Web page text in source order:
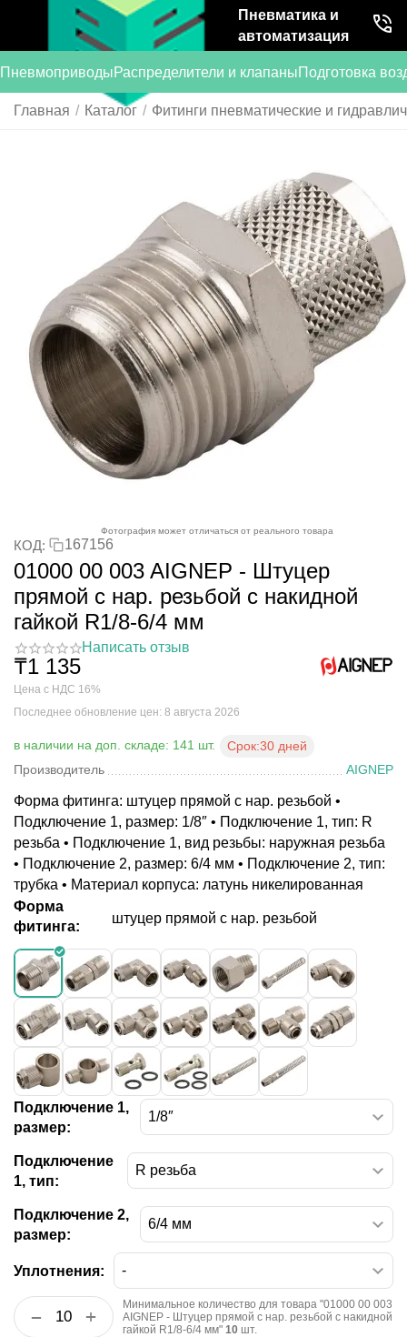
Пневматика и
автоматизация
ПневмоприводыРаспределители и клапаныПодготовка
Главная / Каталог / Фитинги пневматические и
Фотография может отличаться от реального товара
КОД: 167156
01000 00 003 AIGNEP - Штуцер
прямой с нар. резьбой с накидной
гайкой R1/8-6/4 мм
Написать отзыв
₸1 135
Цена с НДС 16%
Последнее обновление цен: 8 августа 2026
в наличии на доп. складе: 141 шт. Срок:30 дней
Производитель
AIGNEP
Форма фитинга: штуцер прямой с нар. резьбой •
Подключение 1, размер: 1/8″ • Подключение 1, тип: R
резьба • Подключение 1, вид резьбы: наружная резьба
• Подключение 2, размер: 6/4 мм • Подключение 2, тип:
трубка • Материал корпуса: латунь никелированная
Форма
фитинга:
штуцер прямой с нар. резьбой
Подключение 1,
размер:
Подключение
1, тип:
Подключение 2,
размер:
Уплотнения:
+
−
Минимальное количество для товара "01000 00 003
AIGNEP - Штуцер прямой с нар. резьбой с накидной
гайкой R1/8-6/4 мм" 10 шт.